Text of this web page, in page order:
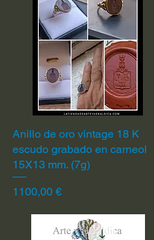
Vista rápida
Anillo de oro vintage 18 K
escudo grabado en carneol
15X13 mm. (7g)
Precio
1100,00 €